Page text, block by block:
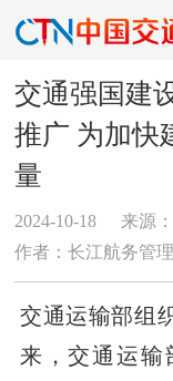
交通强国建
推广 为加快
量
2024-10-18
来源
作者：长江航务管
交通运输部组
来，交通运输